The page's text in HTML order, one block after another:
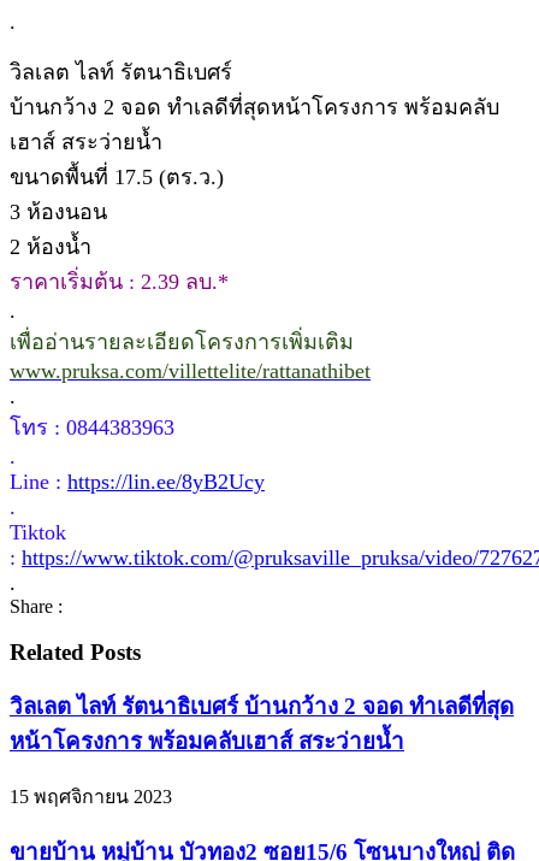
.
วิลเลต ไลท์ รัตนาธิเบศร์
บ้านกว้าง 2 จอด ทำเลดีที่สุดหน้าโครงการ พร้อมคลับ
เฮาส์ สระว่ายน้ำ
ขนาดพื้นที่ 17.5 (ตร.ว.)
3 ห้องนอน
2 ห้องน้ำ
ราคาเริ่มต้น : 2.39 ลบ.*
.
เพื่ออ่านรายละเอียดโครงการเพิ่มเติม
www.pruksa.com/villettelite/rattanathibet
.
โทร : 0844383963
.
Line : https://lin.ee/8yB2Ucy
.
Tiktok
: https://www.tiktok.com/@pruksaville_pruksa/video/
.
Share :
Related Posts
วิลเลต ไลท์ รัตนาธิเบศร์ บ้านกว้าง 2 จอด ทำเลดีที่สุด
หน้าโครงการ พร้อมคลับเฮาส์ สระว่ายน้ำ
15 พฤศจิกายน 2023
ขายบ้าน หมู่บ้าน บัวทอง2 ซอย15/6 โซนบางใหญ่ ติด